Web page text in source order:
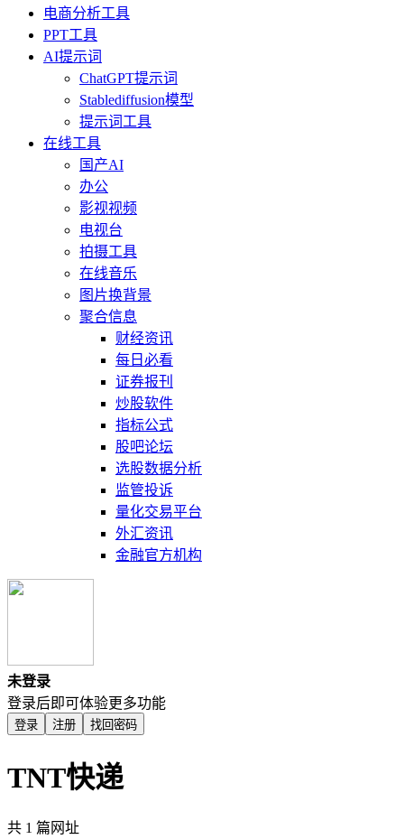
电商分析工具
PPT工具
AI提示词
ChatGPT提示词
Stablediffusion模型
提示词工具
在线工具
国产AI
办公
影视视频
电视台
拍摄工具
在线音乐
图片换背景
聚合信息
财经资讯
每日必看
证券报刊
炒股软件
指标公式
股吧论坛
选股数据分析
监管投诉
量化交易平台
外汇资讯
金融官方机构
未登录
登录后即可体验更多功能
登录 注册 找回密码
TNT快递
共 1 篇网址